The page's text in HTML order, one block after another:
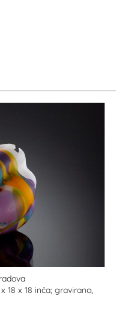
18 x 18 inča; gravirano,